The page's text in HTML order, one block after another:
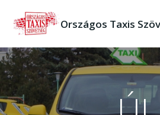
to
Országos Taxis